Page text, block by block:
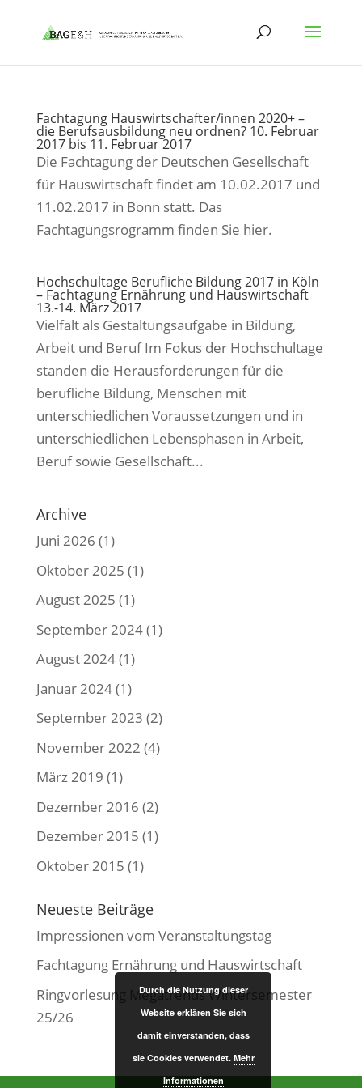
Fachtagung Hauswirtschafter/innen 2020+ –
die Berufsausbildung neu ordnen? 10. Februar
2017 bis 11. Februar 2017
Die Fachtagung der Deutschen Gesellschaft
für Hauswirtschaft findet am 10.02.2017 und
11.02.2017 in Bonn statt. Das
Fachtagungsrogramm finden Sie hier.
Hochschultage Berufliche Bildung 2017 in Köln
– Fachtagung Ernährung und Hauswirtschaft
13.-14. März 2017
Vielfalt als Gestaltungsaufgabe in Bildung,
Arbeit und Beruf Im Fokus der Hochschultage
standen die Herausforderungen für die
berufliche Bildung, Menschen mit
unterschiedlichen Voraussetzungen und in
unterschiedlichen Lebensphasen in Arbeit,
Beruf sowie Gesellschaft...
Archive
Juni 2026 (1)
Oktober 2025 (1)
August 2025 (1)
September 2024(1)
August 2024(1)
Januar 2024(1)
September 2023 (2)
November 2022 (4)
März 2019 (1)
Dezember 2016 (2)
Dezember 2015 (1)
Oktober 2015 (1)
Neueste Beiträge
Impressionen vom Veranstaltungstag
Fachtagung Ernährung und Hauswirtschaft
Ringvorlesung Megatrends Wintersemester
25/26
Durch die Nutzung dieser
Website erklären Sie sich
damit einverstanden, dass
sie Cookies verwendet. Mehr
Informationen